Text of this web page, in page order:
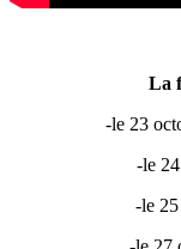
La
-le 23
-le
-le